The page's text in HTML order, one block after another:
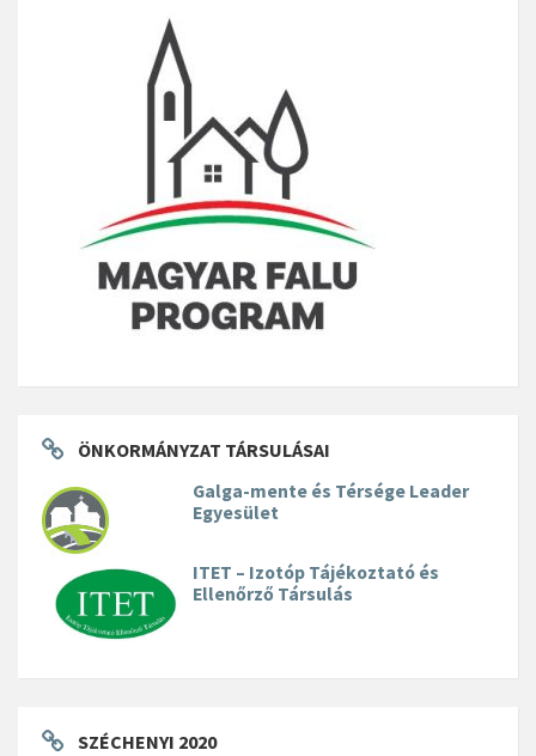
ÖNKORMÁNYZAT TÁRSULÁSAI
Galga-mente és Térsége Leader
Egyesület
ITET – Izotóp Tájékoztató és
Ellenőrző Társulás
SZÉCHENYI 2020